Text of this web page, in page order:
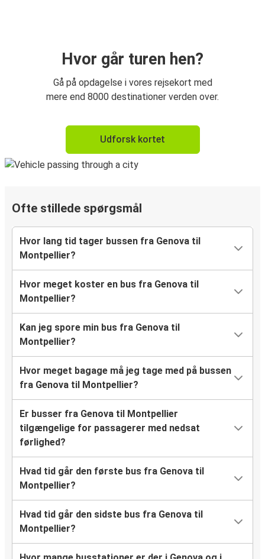
Hvor går turen hen?
Gå på opdagelse i vores rejsekort med
mere end 8000 destinationer verden over.
Udforsk kortet
Ofte stillede spørgsmål
Hvor lang tid tager bussen fra Genova til
Montpellier?
Hvor meget koster en bus fra Genova til
Montpellier?
Kan jeg spore min bus fra Genova til
Montpellier?
Hvor meget bagage må jeg tage med på bussen
fra Genova til Montpellier?
Er busser fra Genova til Montpellier
tilgængelige for passagerer med nedsat
førlighed?
Hvad tid går den første bus fra Genova til
Montpellier?
Hvad tid går den sidste bus fra Genova til
Montpellier?